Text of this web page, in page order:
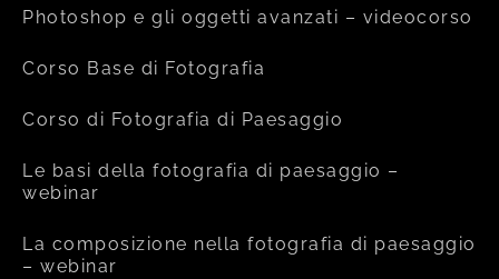
Photoshop e gli oggetti avanzati – videocorso
Corso Base di Fotografia
Corso di Fotografia di Paesaggio
Le basi della fotografia di paesaggio –
webinar
La composizione nella fotografia di paesaggio
– webinar